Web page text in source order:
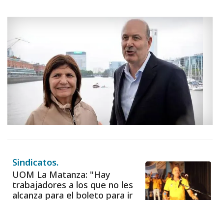
Sindicatos.
UOM La Matanza: "Hay
trabajadores a los que no les
alcanza para el boleto para ir